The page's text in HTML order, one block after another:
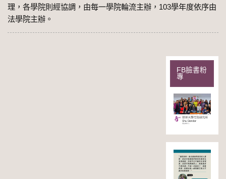
理，各學院則經協調，由每一學院輪流主辦，103學年度依序由
法學院主辦。
FB臉書粉
專